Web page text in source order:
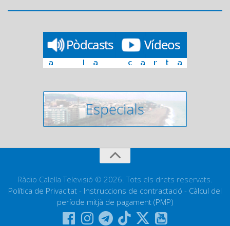
Ràdio Calella Televisió © 2026. Tots els drets reservats.
Política de Privacitat - Instruccions de contractació - Càlcul del
període mitjà de pagament (PMP)